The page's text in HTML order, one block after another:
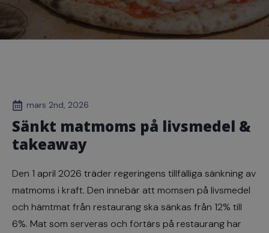
mars 2nd, 2026
Sänkt matmoms på livsmedel &
takeaway
Den 1 april 2026 träder regeringens tillfälliga sänkning av
matmoms i kraft. Den innebär att momsen på livsmedel
och hämtmat från restaurang ska sänkas från 12% till
6%. Mat som serveras och förtärs på restaurang har